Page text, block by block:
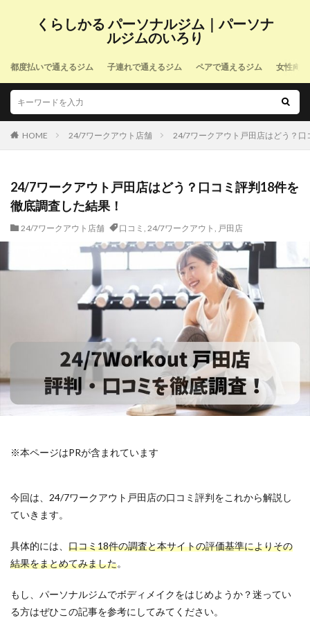
くらしかる パーソナルジム｜パーソナ
ルジムのいろり
都度払いで通えるジム 子連れで通えるジム ペアで通えるジム 女性向
HOME 24/7ワークアウト店舗 24/7ワークアウト戸田店はどう？
24/7ワークアウト戸田店はどう？口コミ評判18件を
徹底調査した結果！
24/7ワークアウト店舗 口コミ , 24/7ワークアウト , 戸田店
※本ページはPRが含まれています
今回は、24/7ワークアウト戸田店の口コミ評判をこれから解説し
ていきます。
具体的には、 口コミ18件の調査と本サイトの評価基準によりその
結果をまとめてみました。
もし、パーソナルジムでボディメイクをはじめようか？迷ってい
る方はぜひこの記事を参考にしてみてください。